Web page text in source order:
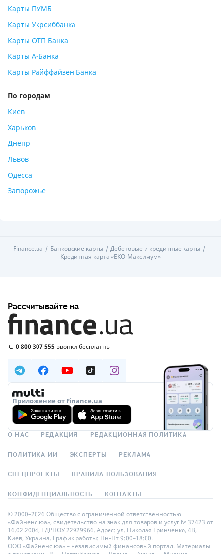
Карты ПУМБ
Карты Укрсиббанка
Карты ОТП Банка
Карты А-Банка
Карты Райффайзен Банка
По городам
Киев
Харьков
Днепр
Львов
Одесса
Запорожье
Finance.ua Банковские карты
Дебетовые и кредитные карты
Кредитная карта «ЕКО-Максимум»
Рассчитывайте на
0 800 307 555 звонки бесплатны
Приложение от Finance.ua
О НАС РЕДАКЦИЯ РЕДАКЦИОННАЯ ПОЛИТИКА
ПОЛИТИКА ИИ ЭКСПЕРТЫ РЕКЛАМА
СПЕЦПРОЕКТЫ ПРАВИЛА ПОЛЬЗОВАНИЯ
КОНФИДЕНЦИАЛЬНОСТЬ КОНТАКТЫ
© 2000–2026 Общество с ограниченной ответственностью
«Файненс.юа», свидетельство на знак для товаров и услуг № 37423 от
16.02.2004, ЕДРПОУ 22929966. Адрес: ул. Николая Гринченко, 4В,
Киев, Украина. График работы: Пн–Пт 9:00–18:00.
ООО «Файненс.юа» – независимый финансовый портал. Материалы